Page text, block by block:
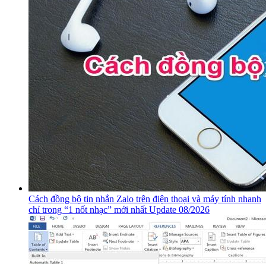
Cách đồng bộ tin nhắn Zalo trên điện thoại và máy tính nhanh
chỉ trong “1 nốt nhạc” mới nhất Update 08/2026